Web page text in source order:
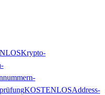
Krypto-
KOSTENLOSAddress-